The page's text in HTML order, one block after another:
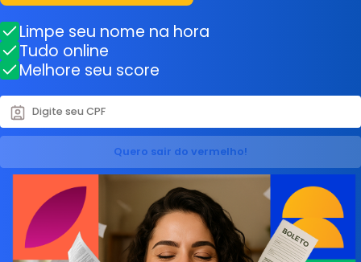
Limpe seu nome na hora
Tudo online
Melhore seu score
Quero sair do vermelho!